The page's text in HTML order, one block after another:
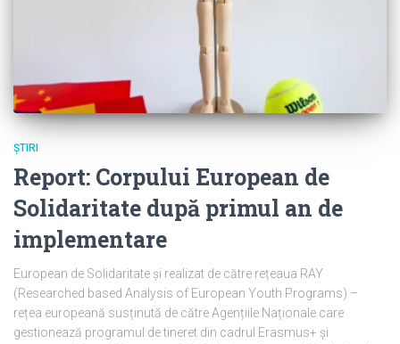
ȘTIRI
Report: Corpului European de
Solidaritate după primul an de
implementare
European de Solidaritate și realizat de către rețeaua RAY
(Researched based Analysis of European Youth Programs) –
rețea europeană susținută de către Agențiile Naționale care
gestionează programul de tineret din cadrul Erasmus+ și